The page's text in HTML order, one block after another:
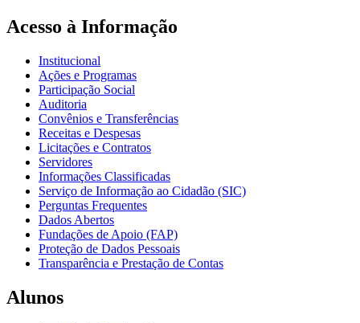
Acesso à Informação
Institucional
Ações e Programas
Participação Social
Auditoria
Convênios e Transferências
Receitas e Despesas
Licitações e Contratos
Servidores
Informações Classificadas
Serviço de Informação ao Cidadão (SIC)
Perguntas Frequentes
Dados Abertos
Fundações de Apoio (FAP)
Proteção de Dados Pessoais
Transparência e Prestação de Contas
Alunos